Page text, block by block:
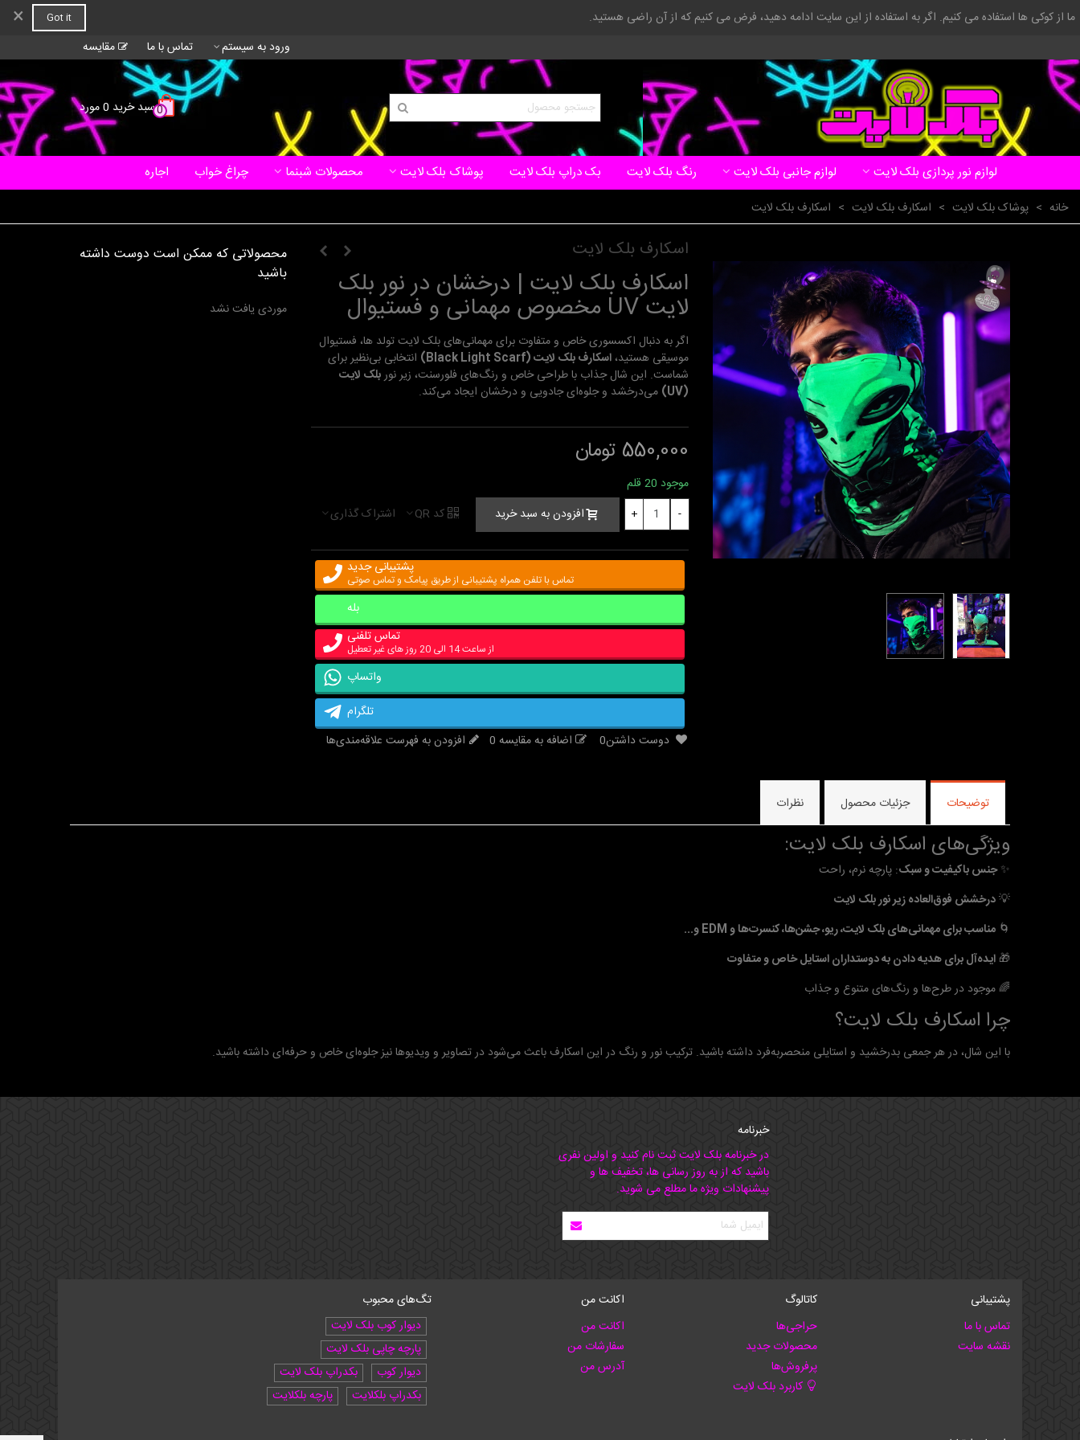
ما از کوکی ها استفاده می کنیم. اگر به استفاده از این سایت ادامه دهید، فرض می کنیم که از آن راضی هستید. Got it
×
ورود به سیستم تماس با ما مقایسه
0سبد خرید 0مورد
لوازم نور پردازی بلک لایت لوازم جانبی بلک لایت رنگ بلک لایت بک دراپ بلک لایت پوشاک بلک لایت محصولات شبنما چراغ خواب اجاره
خانه > پوشاک بلک لایت > اسکارف بلک لایت > اسکارف بلک لایت
اسکارف بلک لایت
اسکارف بلک لایت | درخشان در نور بلک
لایت UV مخصوص مهمانی و فستیوال
اگر به دنبال اکسسوری خاص و متفاوت برای مهمانی‌های بلک لایت تولد ها، فستیوال
موسیقی هستید، اسکارف بلک لایت (Black Light Scarf)
انتخابی بی‌نظیر برای
شماست. این شال جذاب با طراحی خاص و رنگ‌های فلورسنت، زیر نوربلک لایت
(UV)
می‌درخشد و جلوه‌ای جادویی و درخشان ایجاد می‌کند.
550,000 تومان
موجود 20 قلم
-
+ افزودن به سبد خرید کد QR اشتراک گذاری
پشتیبانی جدید
تماس با تلفن همراه پشتیبانی از طریق پیامک و تماس صوتی
بله
تماس تلفنی
از ساعت 14 الی 20 روز های غیر تعطیل
واتساپ
تلگرام
دوست داشتن0 اضافه به مقایسه 0 افزودن به فهرست علاقه‌مندی‌ها
محصولاتی که ممکن است دوست داشته
باشید
موردی یافت نشد
توضیحات جزئیات محصول نظرات
ویژگی‌های اسکارف بلک لایت:
✨جنس باکیفیت و سبک: پارچه نرم، راحت
💡درخشش فوق‌العاده زیر نور بلک لایت
🌀 مناسب برای مهمانی‌های بلک لایت، ریو، جشن‌ها، کنسرت‌ها و EDM و...
🎁 ایده‌آل برای هدیه دادن به دوستداران استایل خاص و متفاوت
🌈 موجود در طرح‌ها و رنگ‌های متنوع و جذاب
چرا اسکارف بلک لایت؟
با این شال، در هر جمعی بدرخشید و استایلی منحصر‌به‌فرد داشته باشید. ترکیب نور و رنگ در این اسکارف باعث می‌شود در تصاویر و ویدیوها نیز جلوه‌ای خاص و حرفه‌ای داشته باشید.
خبرنامه
در خبرنامه بلک لایت ثبت نام کنید و اولین نفری
باشید که از به روز رسانی ها، تخفیف ها و
پیشنهادات ویژه ما مطلع می شوید.
پشتیبانی
تماس با ما
نقشه سایت
کاتالوگ
حراجی‌ها
محصولات جدید
پرفروش‌ها
کاربرد بلک لایت
اکانت من
اکانت من
سفارشات من
آدرس من
تگ‌های محبوب
دیوار کوب بلک لایت
پارچه چاپی بلک لایت
دیوار کوب
بکدراپ بلک لایت
بکدراپ بلکلایت
پارچه بلکلایت